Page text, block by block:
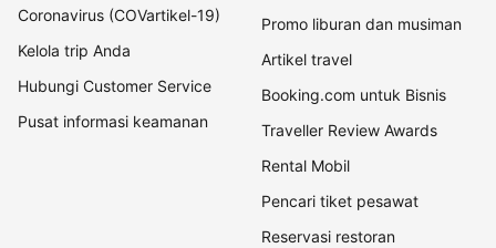
Coronavirus (COVartikel-19)
Kelola trip Anda
Hubungi Customer Service
Pusat informasi keamanan
Promo liburan dan musiman
Artikel travel
Booking.com untuk Bisnis
Traveller Review Awards
Rental Mobil
Pencari tiket pesawat
Reservasi restoran